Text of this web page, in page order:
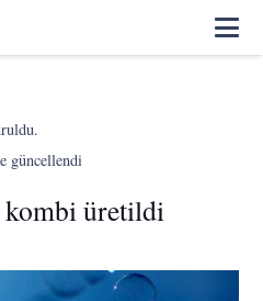
güncellendi
kombi üretildi